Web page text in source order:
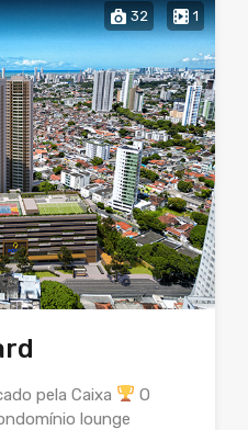
32 1
pela Caixa
O
lounge